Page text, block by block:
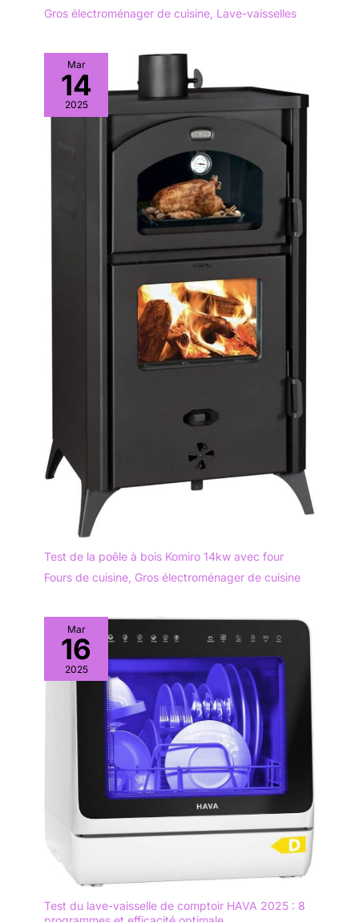
Gros électroménager de cuisine Lave-vaisselles
Mar
14
2025
Test de la poêle à bois Komiro 14kw avec four
Fours de cuisine Gros électroménager de cuisine
Mar
16
2025
Test du lave-vaisselle de comptoir HAVA 2025 : 8